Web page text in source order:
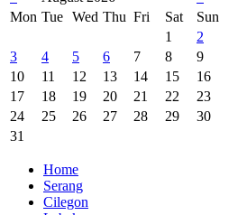
Mon Tue Wed Thu Fri Sat
Sun
1
2
3
4 5 6 7 8
9
10
11 12 13 14 15
16
17
18 19 20 21 22
23
24
25 26 27 28 29
30
31
Home
Serang
Cilegon